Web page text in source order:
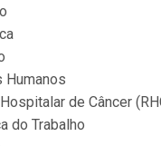
Humanos
de Câncer
do Trabalho